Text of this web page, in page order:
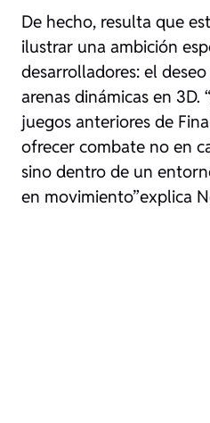
De hecho, resulta que
ilustrar una ambición
desarrolladores: el
arenas dinámicas en 3D.
juegos anteriores de
ofrecer combate no en
sino dentro de un
en movimiento”explica